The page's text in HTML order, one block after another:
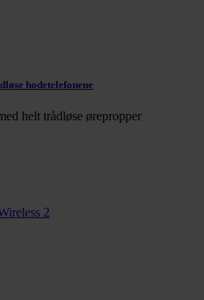
hodetelefonene
helt trådløse ørepropper
2